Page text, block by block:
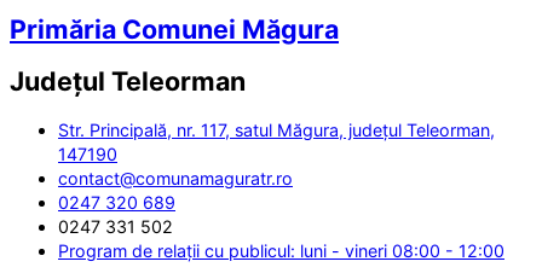
Primăria Comunei Măgura
Județul Teleorman
Str. Principală, nr. 117, satul Măgura, județul Teleorman,
147190
contact@comunamaguratr.ro
0247 320 689
0247 331 502
Program de relații cu publicul: luni - vineri 08:00 - 12:00